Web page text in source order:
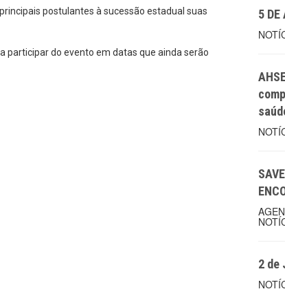
postulantes à sucessão estadual suas
participar do evento em datas que ainda serão
5 DE
2 de